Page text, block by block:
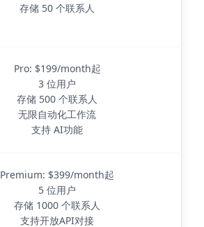
存储 50 个联系人
Pro: $199/month起
3 位用户
存储 500 个联系人
无限自动化工作流
支持 AI功能
Premium: $399/month起
5 位用户
存储 1000 个联系人
支持开放API对接